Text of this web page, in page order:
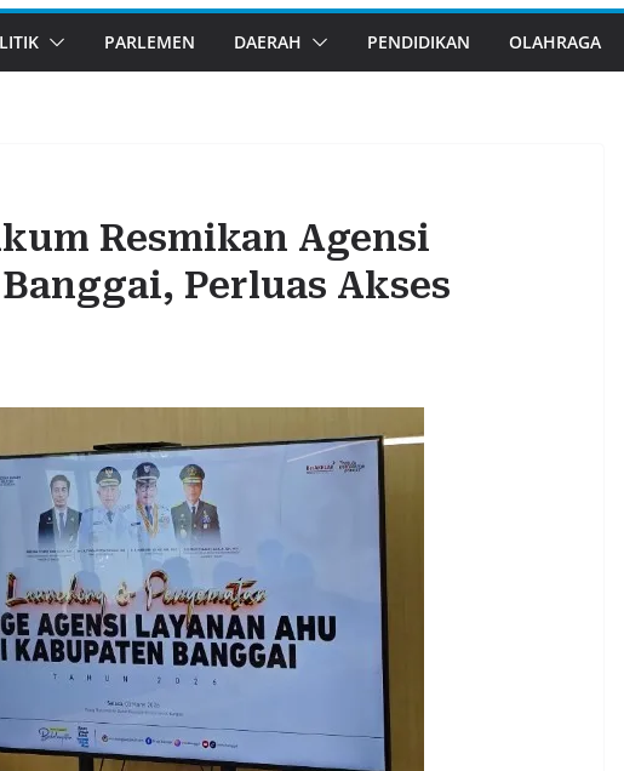
PARLEMEN DAERAH PENDIDIKAN OLAHRAGA
Resmikan Agensi
Perluas Akses